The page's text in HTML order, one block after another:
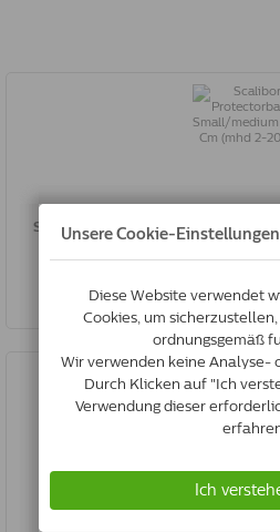
Scalibor Protectorband | Small/
€35.74
Jetzt
Frontline Spot On Hund S |